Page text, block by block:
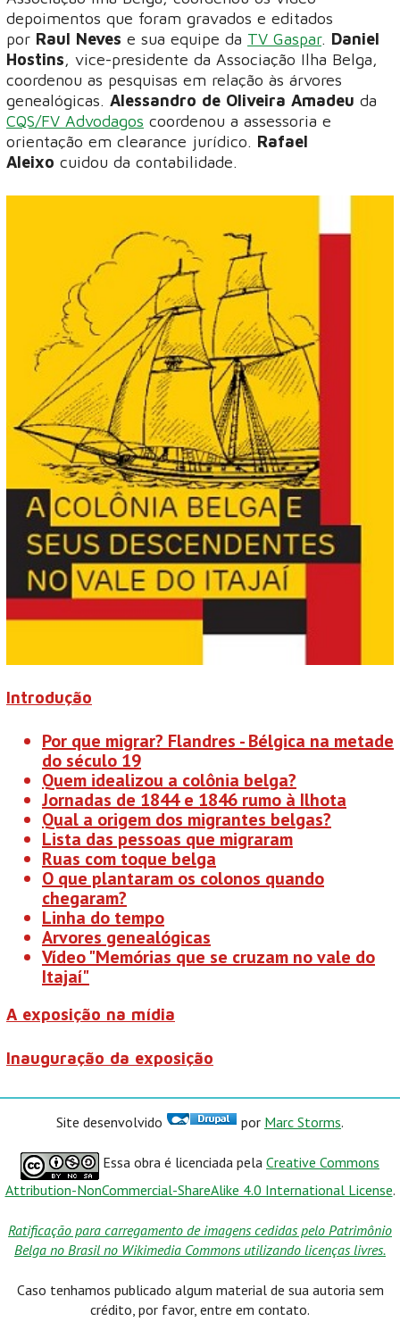
depoimentos que foram gravados e editados
por Raul Neves e sua equipe da TV Gaspar. Daniel
Hostins, vice-presidente da Associação Ilha Belga,
coordenou as pesquisas em relação às árvores
genealógicas. Alessandro de Oliveira Amadeu da
CQS/FV Advodagos coordenou a assessoria e
orientação em clearance jurídico. Rafael
Aleixo cuidou da contabilidade.
Introdução
Por que migrar? Flandres - Bélgica na metade
do século 19
Quem idealizou a colônia belga?
Jornadas de 1844 e 1846 rumo à Ilhota
Qual a origem dos migrantes belgas?
Lista das pessoas que migraram
Ruas com toque belga
O que plantaram os colonos quando
chegaram?
Linha do tempo
Arvores genealógicas
Vídeo "Memórias que se cruzam no vale do
Itajaí"
A exposição na mídia
Inauguração da exposição
Site desenvolvido por Marc Storms.
Essa obra é licenciada pela Creative Commons
Attribution-NonCommercial-ShareAlike 4.0 International License.
Ratificação para carregamento de imagens cedidas pelo Patrimônio
Belga no Brasil no Wikimedia Commons utilizando licenças livres.
Caso tenhamos publicado algum material de sua autoria sem
crédito, por favor, entre em contato.